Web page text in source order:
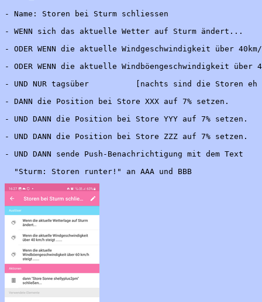
- Name: Storen bei Sturm schliessen
- WENN sich das aktuelle Wetter auf Sturm ändert...
- ODER WENN die aktuelle Windgeschwindigkeit über
- ODER WENN die aktuelle Windböengeschwindigkeit
- UND NUR tagsüber          [nachts sind die Storen eh
- DANN die Position bei Store XXX auf 7% setzen.
- UND DANN die Position bei Store YYY auf 7% setzen.
- UND DANN die Position bei Store ZZZ auf 7% setzen.
- UND DANN sende Push-Benachrichtigung mit dem Text